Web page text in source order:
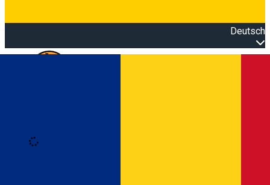
Deutsch